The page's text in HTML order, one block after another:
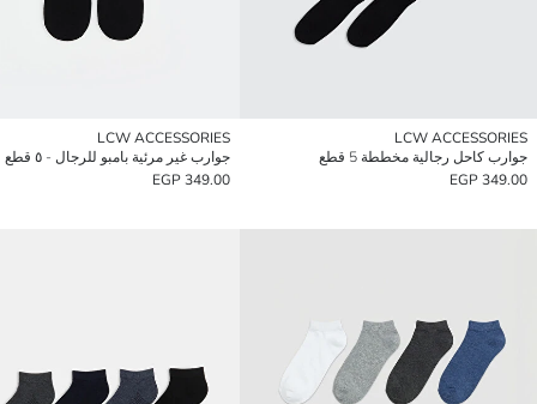
LCW ACCESSORIES
جوارب كاحل رجالية مخططة 5 قطع
349.00 EGP
LCW ACCESSORIES
جوارب غير مرئية بامبو للرجال - ٥ قطع
349.00 EGP